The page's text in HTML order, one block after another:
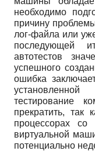
необходимо
причину
лог-файла или
последующей
автотестов
успешного
ошибка
тестирование
прекратить,
процессорах со
виртуальной
потенциально